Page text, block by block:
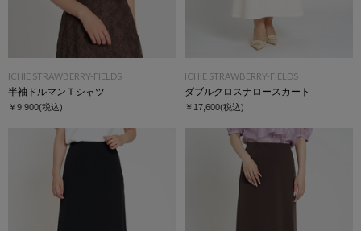
ICHIE STRAWBERRY-FIELDS
半袖ドルマンＴシャツ
￥9,900(税込)
ICHIE STRAWBERRY-FIELDS
ダブルクロスナロースカート
￥17,600(税込)